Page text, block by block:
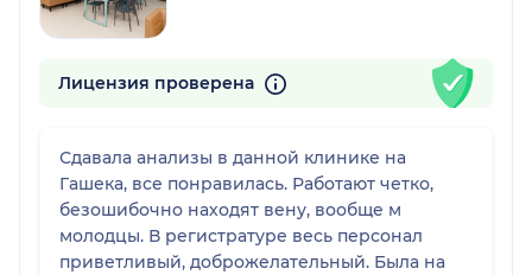
Лицензия проверена
Сдавала анализы в данной клинике на
Гашека, все понравилась. Работают четко,
безошибочно находят вену, вообще м
молодцы. В регистратуре весь персонал
приветливый, доброжелательный. Была на